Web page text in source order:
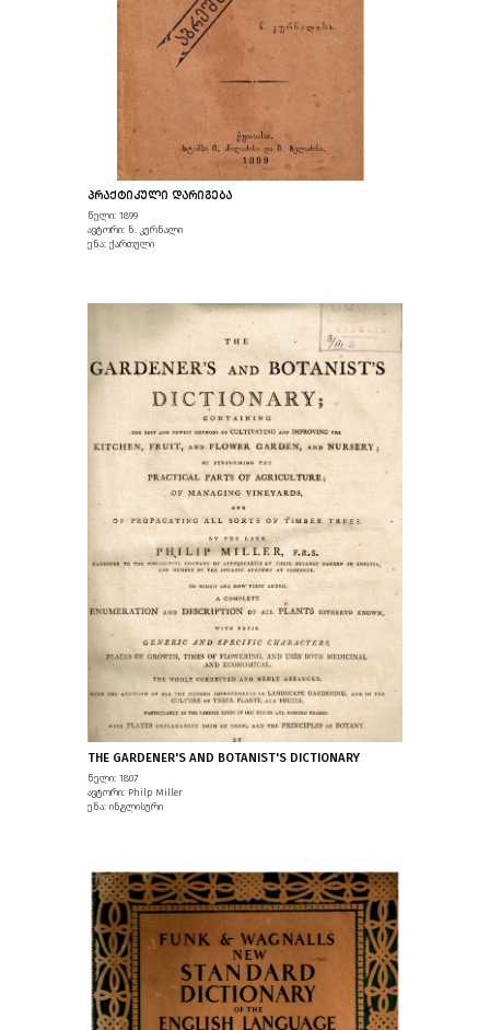
ᲞᲠᲐᲥᲢᲘᲙᲣᲚᲘ ᲓᲐᲠᲘᲒᲔᲑᲐ
წელი: 1899
ავტორი: ნ. კურნალი
ენა: ქართული
THE GARDENER'S AND BOTANIST'S DICTIONARY
წელი: 1807
ავტორი: Philp Miller
ენა: ინგლისური